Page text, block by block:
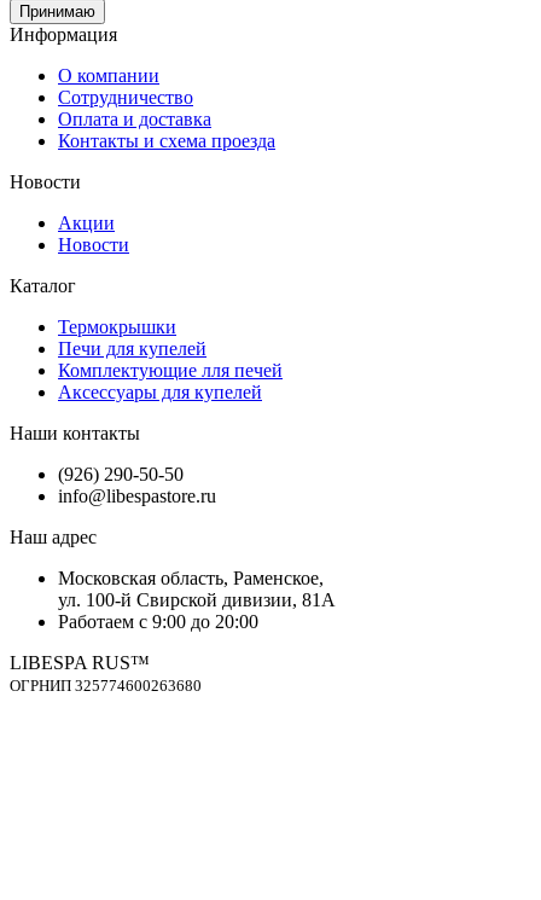
Принимаю
Информация
О компании
Сотрудничество
Оплата и доставка
Контакты и схема проезда
Новости
Акции
Новости
Каталог
Термокрышки
Печи для купелей
Комплектующие лля печей
Аксессуары для купелей
Наши контакты
(926) 290-50-50
info@libespastore.ru
Наш адрес
Mосковская область, Раменское,
ул. 100-й Свирской дивизии, 81А
Работаем с 9:00 до 20:00
LIBESPA RUS™
OГPНИП 325774600263680